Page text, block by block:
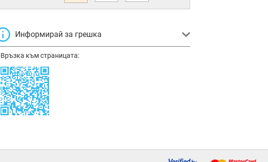
Информирай за грешка
Връзка към страницата: